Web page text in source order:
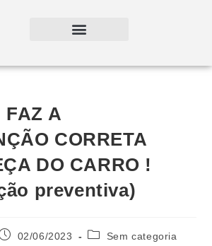
FAZ A
CORRETA
DO CARRO !
preventiva)
02/06/2023 Sem categoria